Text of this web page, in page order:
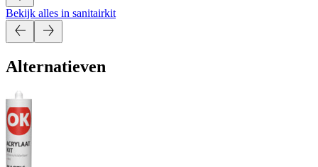
Bekijk alles in sanitairkit
Alternatieven